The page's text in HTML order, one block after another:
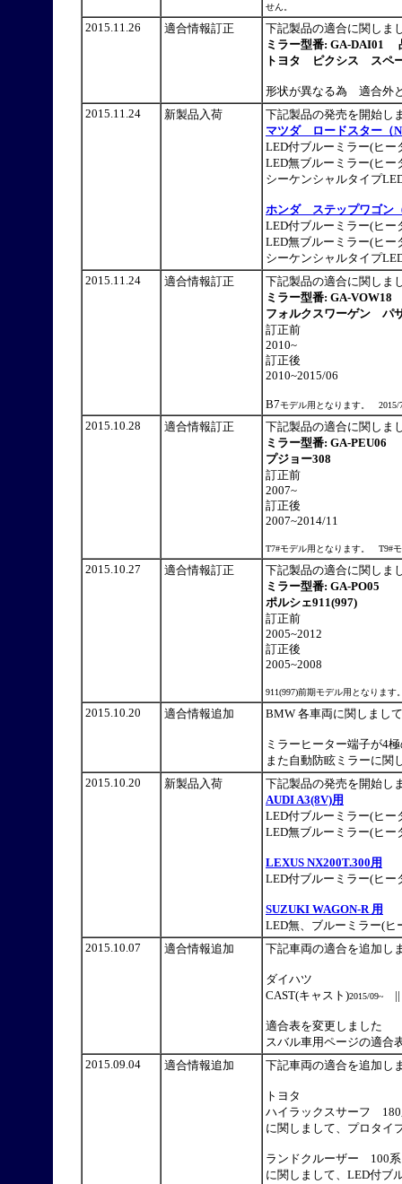
せん。
2015.11.26 適合情報訂正
下記製品の適合に関し
ミラー型番: GA-DAI01
トヨタ ピクシス スペ
形状が異なる為 適合外
2015.11.24
新製品入荷
下記製品の発売を開始
マツダ ロードスター（
LED付ブルーミラー(ヒ
LED無ブルーミラー(ヒ
シーケンシャルタイプ
ホンダ ステップワゴン
LED付ブルーミラー(ヒ
LED無ブルーミラー(ヒ
シーケンシャルタイプ
2015.11.24
適合情報訂正
下記製品の適合に関し
ミラー型番: GA-VOW18
フォルクスワーゲン パ
訂正前
2010~
訂正後
2010~2015/06
B7モデル用となります。 2015/
2015.10.28 適合情報訂正
下記製品の適合に関し
ミラー型番: GA-PEU06
プジョー308
訂正前
2007~
訂正後
2007~2014/11
T7#モデル用となります。 T9#
2015.10.27 適合情報訂正
下記製品の適合に関し
ミラー型番: GA-PO05
ポルシェ911(997)
訂正前
2005~2012
訂正後
2005~2008
911(997)前期モデル用となりま
2015.10.20 適合情報追加 BMW 各車両に関しまし
ミラーヒーター端子が4
また自動防眩ミラーに関
2015.10.20
新製品入荷
下記製品の発売を開始
AUDI A3(8V)用
LED付ブルーミラー(ヒ
LED無ブルーミラー(ヒ
LEXUS NX200T.300用
LED付ブルーミラー(ヒ
SUZUKI WAGON-R 用
LED無、ブルーミラー(
2015.10.07
適合情報追加 下記車両の適合を追加し
ダイハツ
CAST(キャスト)2015/09~ ||
適合表を変更しました
スバル車用ページの適合
2015.09.04
適合情報追加 下記車両の適合を追加し
トヨタ
ハイラックスサーフ
に関しまして、プロタイ
ランドクルーザー 100
に関しまして、LED付ブ